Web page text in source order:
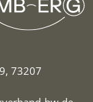
73207